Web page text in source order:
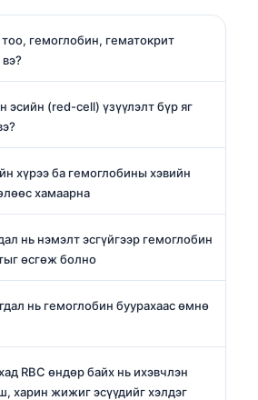
гемоглобин, гематокрит
вэ?
эсийн (red-cell) үзүүлэлт бүр яг
хүрээ ба гемоглобины хэвийн
хамаарна
нь нэмэлт эсгүйгээр гемоглобин
өсгөж болно
нь гемоглобин буурахаас өмнө
RBC өндөр байх нь ихэвчлэн
харин жижиг эсүүдийг хэлдэг